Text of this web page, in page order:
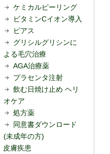
ケミカルピーリング
ビタミンCイオン導入
ピアス
グリシルグリシンに
よる毛穴治療
AGA治療薬
プラセンタ注射
飲む日焼け止め ヘリ
オケア
処方薬
同意書ダウンロード
(未成年の方)
皮膚疾患